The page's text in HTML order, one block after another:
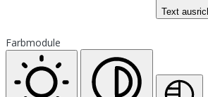
Text
Farbmodule